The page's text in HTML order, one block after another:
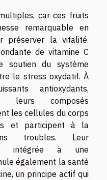
car ces fruits
remarquable en
préserver la vitalité.
de vitamine C
du système
le stress oxydatif. À
antioxydants,
leurs composés
les cellules du corps
et participent à la
troubles. Leur
intégrée à une
également la santé
un principe actif qui